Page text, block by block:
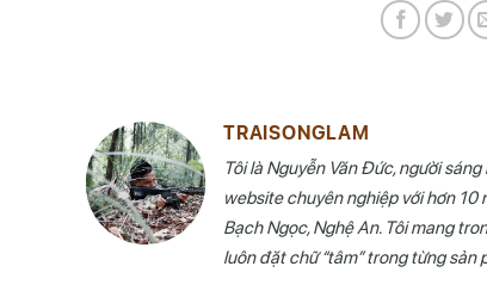
TRAISONGLAM
Tôi là Nguyễn Văn Đức, người
website chuyên nghiệp với hơn 10
Bạch Ngọc, Nghệ An. Tôi mang
luôn đặt chữ “tâm” trong từng sản